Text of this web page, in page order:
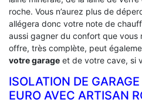
roche. Vous n’aurez plus de
allégera donc votre note de
aussi gagner du confort que vous
offre, très complète, peut
votre garage et de votre cave, si
ISOLATION DE
EURO AVEC ARTISAN